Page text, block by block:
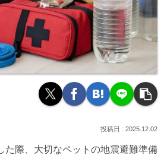
2025.12.02
た際、大切なペットの地震避難準備